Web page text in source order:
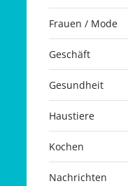
Frauen / Mode
Geschäft
Gesundheit
Haustiere
Kochen
Nachrichten